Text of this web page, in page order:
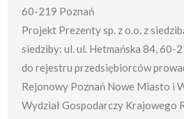
60-219 Poznań
Projekt Prezenty sp. z o.o. z
siedziby: ul. ul. Hetmańska 84, 60-
do rejestru przedsiębiorców
Rejonowy Poznań Nowe Miasto i
Wydział Gospodarczy Krajowego